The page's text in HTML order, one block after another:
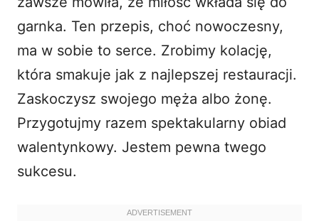
garnka. Ten przepis, choć nowoczesny,
ma w sobie to serce. Zrobimy kolację,
która smakuje jak z najlepszej restauracji.
Zaskoczysz swojego męża albo żonę.
Przygotujmy razem spektakularny obiad
walentynkowy. Jestem pewna twego
sukcesu.